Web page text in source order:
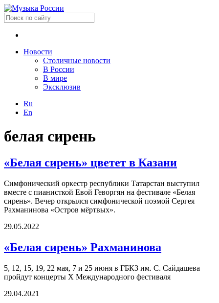
Новости
Столичные новости
В России
В мире
Эксклюзив
Ru
En
белая сирень
«Белая сирень» цветет в Казани
Симфонический оркестр республики Татарстан выступил
вместе с пианисткой Евой Геворгян на фестивале «Белая
сирень». Вечер открылся симфонической поэмой Сергея
Рахманинова «Остров мёртвых».
29.05.2022
«Белая сирень» Рахманинова
5, 12, 15, 19, 22 мая, 7 и 25 июня в ГБКЗ им. С. Сайдашева
пройдут концерты X Международного фестиваля
29.04.2021